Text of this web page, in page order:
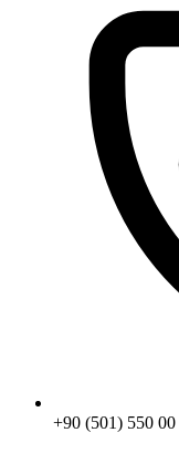
+90 (501) 550 00